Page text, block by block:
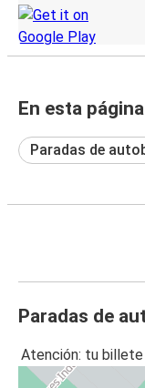
En esta página
Paradas de
Paradas de
Atención: tu